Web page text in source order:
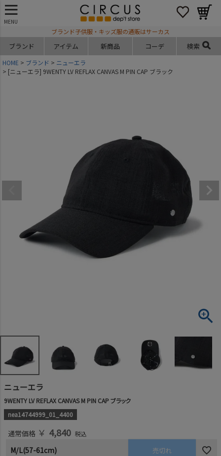
MENU
ブランド子供服・キッズ服の通販はサーカス
ブランド アイテム 新商品 コーデ 検索
HOME ブランド
ニューエラ
[ニューエラ] 9WENTY LV REFLAX CANVAS M PIN CAP ブラック
ニューエラ
9WENTY LV REFLAX CANVAS M PIN CAP ブラック
nea14744999_01_4400
通常価格 ￥ 4,840 税込
M/L(57-61cm) 売切れ